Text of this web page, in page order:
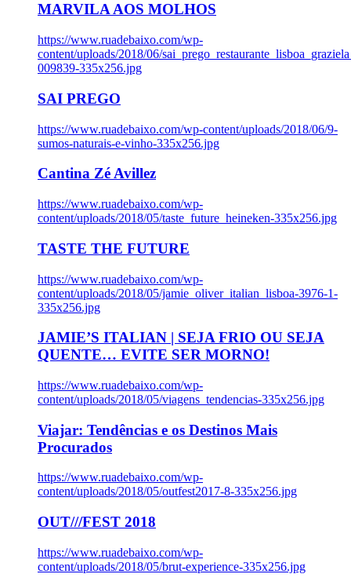
MARVILA AOS MOLHOS
https://www.ruadebaixo.com/wp-
content/uploads/2018/06/
009839-335x256.jpg
SAI PREGO
https://www.ruadebaixo.com/wp-content/uploads/2018/06/9-
sumos-naturais-e-vinho-335x256.jpg
Cantina Zé Avillez
https://www.ruadebaixo.com/wp-
content/uploads/2018/05/taste_future_heineken-335x256.jpg
TASTE THE FUTURE
https://www.ruadebaixo.com/wp-
content/uploads/2018/05/jamie_oliver_italian_lisboa-3976-1-
335x256.jpg
JAMIE’S ITALIAN | SEJA FRIO OU SEJA
QUENTE… EVITE SER MORNO!
https://www.ruadebaixo.com/wp-
content/uploads/2018/05/viagens_tendencias-335x256.jpg
Viajar: Tendências e os Destinos Mais
Procurados
https://www.ruadebaixo.com/wp-
content/uploads/2018/05/outfest2017-8-335x256.jpg
OUT///FEST 2018
https://www.ruadebaixo.com/wp-
content/uploads/2018/05/brut-experience-335x256.jpg